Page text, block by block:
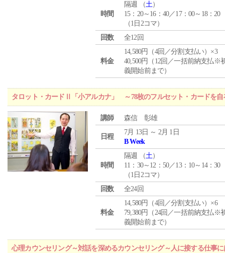
時間
隔週 （土）
15：20～16：40／17：00～18：20
（1日2コマ）
回数
全12回
料金
14,580円（4回／分割支払い）×3
40,500円（12回／一括前納支払※
義開始前まで）
タロット・カードⅡ「小アルカナ」 ～78枚のフルセット・カードを自
講師 森信 彰雄
日程
7月 13日 ～ 2月 1日
B Week
時間
隔週 （土）
11：30～12：50／13：10～14：30
（1日2コマ）
回数
全24回
料金
14,580円（4回／分割支払い）×6
79,380円（24回／一括前納支払※
義開始前まで）
心理カウンセリング～対話を深めるカウンセリング～人に接する仕事